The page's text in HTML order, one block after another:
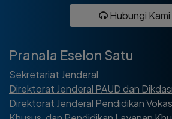
Hubungi Kami
Pranala Eselon Satu
Sekretariat Jenderal
Direktorat Jenderal PAUD dan
Direktorat Jenderal Pendidikan